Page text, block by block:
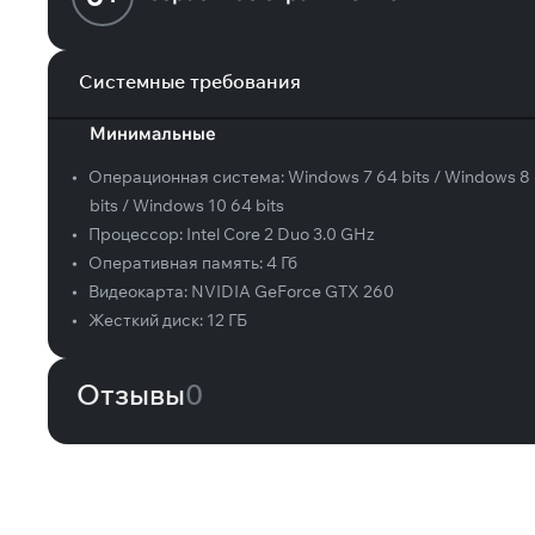
Системные требования
Минимальные
• Операционная система:Windows 7 64 bits / Windows 8
bits / Windows 10 64 bits
•
Процессор: Intel Core 2 Duo 3.0 GHz
•
Оперативная память:4 Гб
•
Видеокарта: NVIDIA GeForce GTX 260
•
Жесткий диск: 12 ГБ
Отзывы0